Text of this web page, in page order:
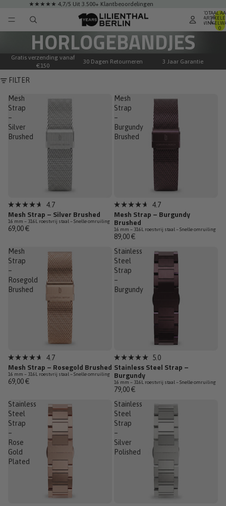
★★★★★ 4,7/5 Uit 3.500+ Klantbeoordelingen
TOTAAL
0
HORLOGEBANDJES
Gratis verzending vanaf
€150
30 Dagen Retourneren 3 Jaar Garantie
FILTER
Mesh
Strap
–
Silver
Brushed
Beoordeeld
met
4.7
van
sterren
4.7
Mesh Strap – Silver Brushed
16 mm – 316L roestvrij staal – Snelle omruiling
69,00 €
Mesh
Strap
–
Burgundy
Brushed
Beoordeeld
met
4.7
van
de
sterren
4.7
Mesh Strap – Burgundy
Brushed
16 mm – 316L roestvrij staal – Snelle omruiling
89,00 €
Mesh
Strap
–
Rosegold
Brushed
Beoordeeld
met
4.7
van
sterren
4.7
Mesh Strap – Rosegold Brushed
16 mm – 316L roestvrij staal – Snelle omruiling
69,00 €
Stainless
Steel
Strap
–
Burgundy
Beoordeeld
met
5.0
van
de
sterren
5.0
Stainless Steel Strap –
Burgundy
16 mm – 316L roestvrij staal – Snelle omruiling
79,00 €
Stainless
Steel
Strap
–
Rose
Gold
Plated
Stainless
Steel
Strap
–
Silver
Polished